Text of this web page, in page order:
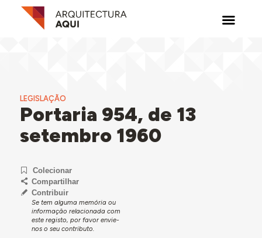
LEGISLAÇÃO
Portaria 954, de 13
setembro 1960
Colecionar
Compartilhar
Contribuir
Se tem alguma memória ou
informação relacionada com
este registo, por favor envie-
nos o seu contributo.